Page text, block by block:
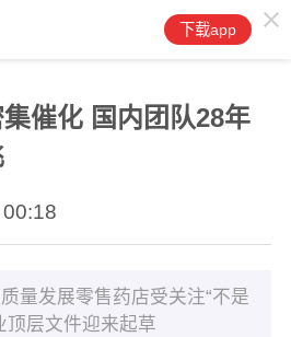
下载app
催化 国内团队28年
量发展零售药店受关注“不是
顶层文件迎来起草